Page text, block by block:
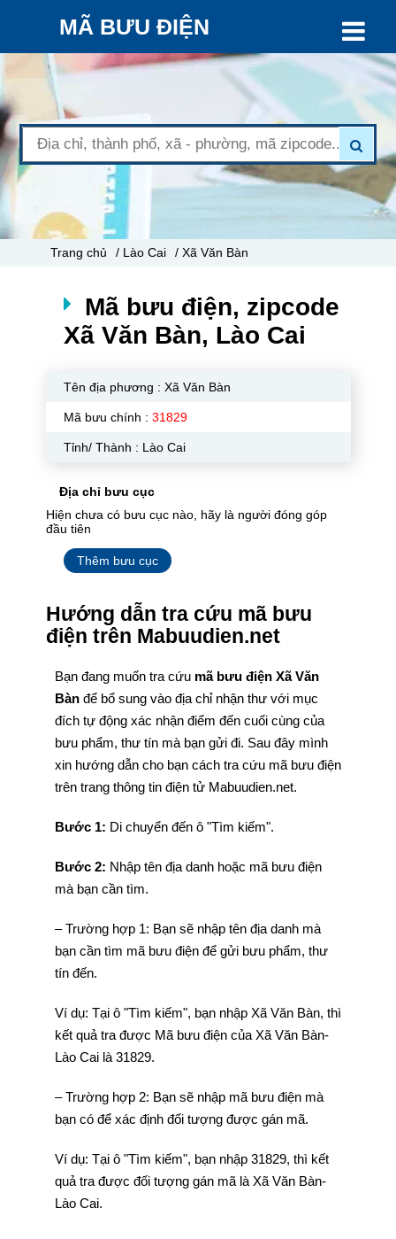
MÃ BƯU ĐIỆN
Trang chủ / Lào Cai / Xã Văn Bàn
Mã bưu điện, zipcode
Xã Văn Bàn, Lào Cai
Tên địa phương : Xã Văn Bàn
Mã bưu chính : 31829
Tỉnh/ Thành : Lào Cai
Địa chỉ bưu cục
Hiện chưa có bưu cục nào, hãy là người đóng góp
đầu tiên
Thêm bưu cục
Hướng dẫn tra cứu mã bưu
điện trên Mabuudien.net
Bạn đang muốn tra cứu mã bưu điện Xã Văn
Bàn để bổ sung vào địa chỉ nhận thư với mục
đích tự động xác nhận điểm đến cuối cùng của
bưu phẩm, thư tín mà bạn gửi đi. Sau đây mình
xin hướng dẫn cho bạn cách tra cứu mã bưu điện
trên trang thông tin điện tử Mabuudien.net.
Bước 1: Di chuyển đến ô "Tìm kiếm".
Bước 2: Nhập tên địa danh hoặc mã bưu điện
mà bạn cần tìm.
– Trường hợp 1: Bạn sẽ nhập tên địa danh mà
bạn cần tìm mã bưu điện để gửi bưu phẩm, thư
tín đến.
Ví dụ: Tại ô "Tìm kiếm", bạn nhập Xã Văn Bàn, thì
kết quả tra được Mã bưu điện của Xã Văn Bàn-
Lào Cai là 31829.
– Trường hợp 2: Bạn sẽ nhập mã bưu điện mà
bạn có để xác định đối tượng được gán mã.
Ví dụ: Tại ô "Tìm kiếm", bạn nhập 31829, thì kết
quả tra được đối tượng gán mã là Xã Văn Bàn-
Lào Cai.